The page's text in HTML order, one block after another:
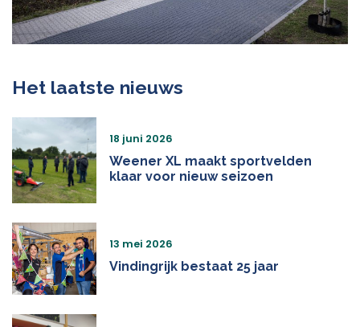
Het laatste nieuws
Weener XL maakt sportvelden
klaar voor nieuw seizoen
18 juni 2026
Vindingrijk bestaat 25 jaar
13 mei 2026